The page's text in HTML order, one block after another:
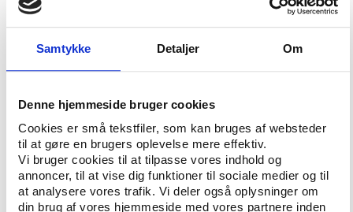
Samtykke Detaljer Om
Denne hjemmeside bruger cookies
Cookies er små tekstfiler, som kan bruges af websteder
til at gøre en brugers oplevelse mere effektiv.
Vi bruger cookies til at tilpasse vores indhold og
annoncer, til at vise dig funktioner til sociale medier og til
at analysere vores trafik. Vi deler også oplysninger om
din brug af vores hjemmeside med vores partnere inden
Bloomberg's Dan Baynes reports about a sex scandal
in Australian rugby league which is prompting
sponsors to revise their contracts.
SOURCE:Bloomberg